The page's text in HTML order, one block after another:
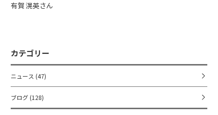
有賀 滉英さん
カテゴリー
ニュース (47)
ブログ (128)